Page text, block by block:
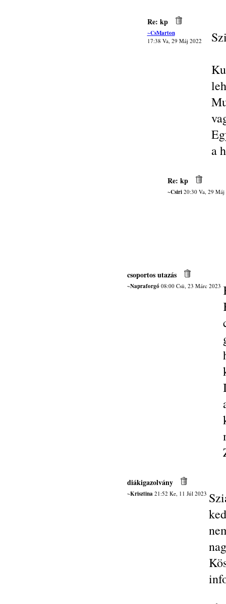
Re: kp
~CsMarton
17:38 Va, 29 Máj 2022
a
Re: kp
~Csiri20:30 Va, 29 Máj
csoportos utazás
~Napraforgó08:00 Csü, 23 Márc 2023
diákigazolvány
~Krisztina21:52 Ke, 11 Júl 2023